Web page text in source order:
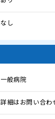
なし
一般病院
詳細はお問い合わ